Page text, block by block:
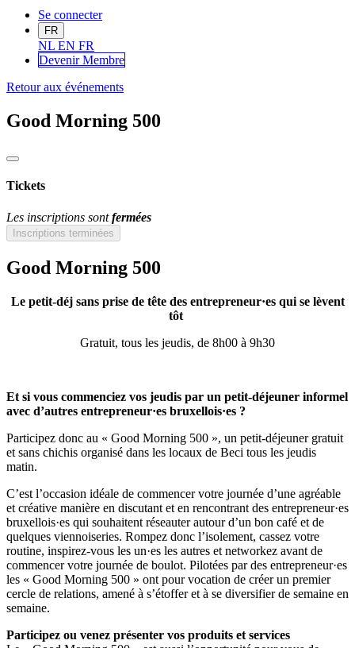
Se connecter
FR
NL EN FR
Devenir Membre
Retour aux événements
Good Morning 500
Tickets
Les inscriptions sontfermées
Inscriptions terminées
Good Morning 500
Le petit-déj sans prise de tête des entrepreneur·es qui se lèvent
tôt
Gratuit, tous les jeudis, de 8h00 à 9h30
Et si vous commenciez vos jeudis par un petit-déjeuner informel
avec d’autres entrepreneur·es bruxellois·es ?
Participez donc au « Good Morning 500 », un petit-déjeuner gratuit
et sans chichis organisé dans les locaux de Beci tous les jeudis
matin.
C’est l’occasion idéale de commencer votre journée d’une agréable
et créative manière en discutant et en rencontrant des entrepreneur·es
bruxellois·es qui souhaitent réseauter autour d’un bon café et de
quelques viennoiseries. Rompez donc l’isolement, cassez votre
routine, inspirez-vous les un·es les autres et networkez avant de
commencer votre journée de boulot. Pilotées par des entrepreneur·es
les « Good Morning 500 » ont pour vocation de créer un premier
cercle de relations, amené à s’étoffer et à se diversifier de semaine en
semaine.
Participez ou venez présenter vos produits et services